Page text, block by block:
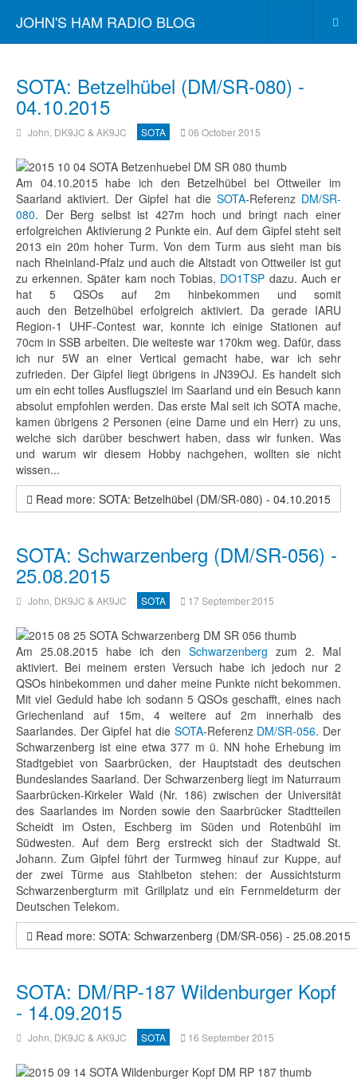
JOHN'S HAM RADIO BLOG
SOTA: Betzelhübel (DM/SR-080) -
04.10.2015
John, DK9JC & AK9JC SOTA 06 October 2015
Am 04.10.2015 habe ich den Betzelhübel bei Ottweiler im
Saarland aktiviert. Der Gipfel hat die SOTA-Referenz DM/SR-
080. Der Berg selbst ist 427m hoch und bringt nach einer
erfolgreichen Aktivierung 2 Punkte ein. Auf dem Gipfel steht seit
2013 ein 20m hoher Turm. Von dem Turm aus sieht man bis
nach Rheinland-Pfalz und auch die Altstadt von Ottweiler ist gut
zu erkennen. Später kam noch Tobias, DO1TSP dazu. Auch er
hat 5 QSOs auf 2m hinbekommen und somit
auch den Betzelhübel erfolgreich aktiviert. Da gerade IARU
Region-1 UHF-Contest war, konnte ich einige Stationen auf
70cm in SSB arbeiten. Die weiteste war 170km weg. Dafür, dass
ich nur 5W an einer Vertical gemacht habe, war ich sehr
zufrieden. Der Gipfel liegt übrigens in JN39OJ. Es handelt sich
um ein echt tolles Ausflugsziel im Saarland und ein Besuch kann
absolut empfohlen werden. Das erste Mal seit ich SOTA mache,
kamen übrigens 2 Personen (eine Dame und ein Herr) zu uns,
welche sich darüber beschwert haben, dass wir funken. Was
und warum wir diesem Hobby nachgehen, wollten sie nicht
wissen...
Read more: SOTA: Betzelhübel (DM/SR-080) - 04.10.2015
SOTA: Schwarzenberg (DM/SR-056) -
25.08.2015
John, DK9JC & AK9JC SOTA 17 September 2015
Am 25.08.2015 habe ich den Schwarzenberg zum 2. Mal
aktiviert. Bei meinem ersten Versuch habe ich jedoch nur 2
QSOs hinbekommen und daher meine Punkte nicht bekommen.
Mit viel Geduld habe ich sodann 5 QSOs geschafft, eines nach
Griechenland auf 15m, 4 weitere auf 2m innerhalb des
Saarlandes. Der Gipfel hat die SOTA-Referenz DM/SR-056. Der
Schwarzenberg ist eine etwa 377 m ü. NN hohe Erhebung im
Stadtgebiet von Saarbrücken, der Hauptstadt des deutschen
Bundeslandes Saarland. Der Schwarzenberg liegt im Naturraum
Saarbrücken-Kirkeler Wald (Nr. 186) zwischen der Universität
des Saarlandes im Norden sowie den Saarbrücker Stadtteilen
Scheidt im Osten, Eschberg im Süden und Rotenbühl im
Südwesten. Auf dem Berg erstreckt sich der Stadtwald St.
Johann. Zum Gipfel führt der Turmweg hinauf zur Kuppe, auf
der zwei Türme aus Stahlbeton stehen: der Aussichtsturm
Schwarzenbergturm mit Grillplatz und ein Fernmeldeturm der
Deutschen Telekom.
Read more: SOTA: Schwarzenberg (DM/SR-056) - 25.08.2015
SOTA: DM/RP-187 Wildenburger Kopf
- 14.09.2015
John, DK9JC & AK9JC SOTA 16 September 2015